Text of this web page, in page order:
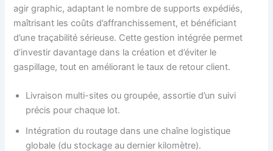
agir graphic, adaptant le nombre de supports expédiés,
maîtrisant les coûts d’affranchissement, et bénéficiant
d’une traçabilité sérieuse. Cette gestion intégrée permet
d’investir davantage dans la création et d’éviter le
gaspillage, tout en améliorant le taux de retour client.
Livraison multi-sites ou groupée, assortie d’un suivi
précis pour chaque lot.
Intégration du routage dans une chaîne logistique
globale (du stockage au dernier kilomètre).